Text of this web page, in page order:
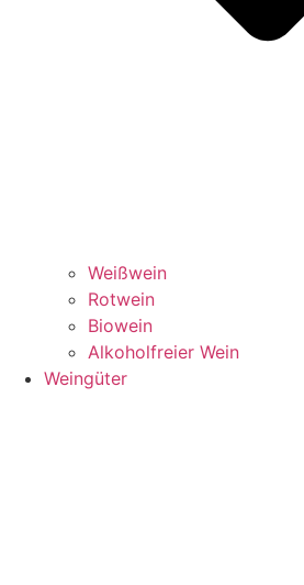
Weißwein
Rotwein
Biowein
Alkoholfreier Wein
Weingüter